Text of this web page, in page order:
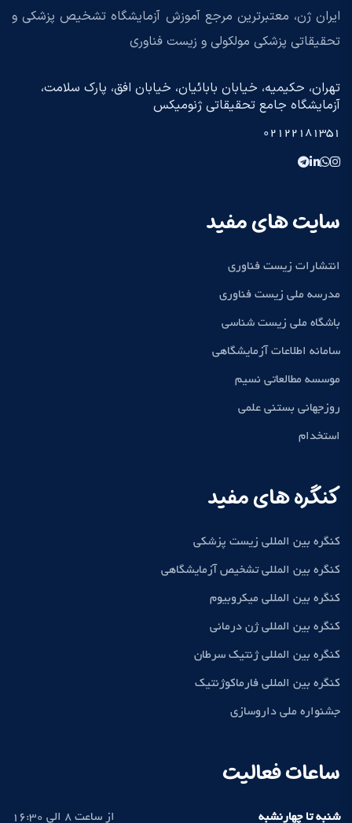
ایران ژن، معتبرترین مرجع آموزش آزمایشگاه تشخیص پزشکی و
تحقیقاتی پزشکی مولکولی و زیست فناوری
تهران، حکیمیه، خیابان بابائیان، خیابان افق، پارک سلامت،
آزمایشگاه جامع تحقیقاتی ژنومیکس
02122181351
سایت های مفید
انتشارات زیست فناوری
مدرسه ملی زیست فناوری
باشگاه ملی زیست شناسی
سامانه اطلاعات آزمایشگاهی
موسسه مطالعاتی نسیم
روزجهانی بستنی علمی
استخدام
کنگره های مفید
کنگره بین المللی زیست پزشکی
کنگره بین المللی تشخیص آزمایشگاهی
کنگره بین المللی میکروبیوم
کنگره بین المللی ژن درمانی
کنگره بین المللی ژنتیک سرطان
کنگره بین المللی فارماکوژنتیک
جشنواره ملی داروسازی
ساعات فعالیت
شنبه تا چهارنشبه از ساعت 8 الی 16:30